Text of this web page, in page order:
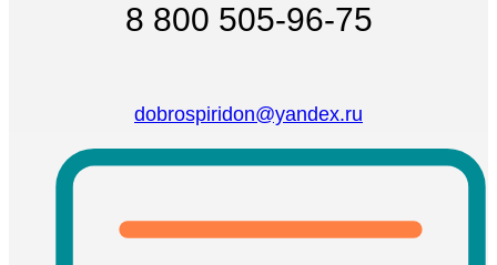
8 800 505-96-75
dobrospiridon@yandex.ru